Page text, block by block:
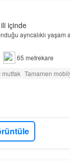
içinde
ayrıcalıklı
65 metrekare
mutfak Tamamen